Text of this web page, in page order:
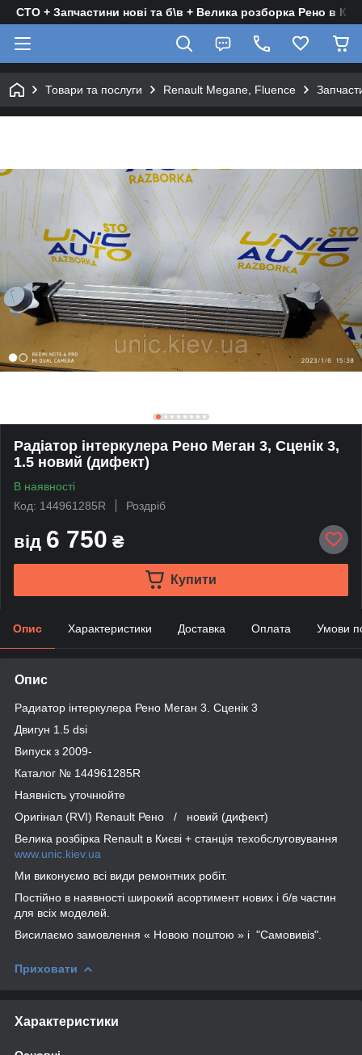
СТО + Запчастини нові та б\в + Велика розборка Рено в
Товари та послуги Renault Megane, Fluence
Радіатор інтеркулера Рено Меган 3, Сценік 3,
1.5 новий (дифект)
В наявності
Код: 144961285R
Роздріб
від 6 750 ₴
Купити
Опис Характеристики Доставка Оплата Умови
Опис
Радиатор інтеркулера Рено Меган 3. Сценік 3
Двигун 1.5 dsi
Випуск з 2009-
Каталог № 144961285R
Наявність уточнюйте
Оригінал (RVI) Renault Рено / новий (дифект)
Велика розбірка Renault в Києві + станція техобслуговування
www.unic.kiev.ua
Ми виконуємо всі види ремонтних робіт.
Постійно в наявності широкий асортимент нових і б/в частин
для всіх моделей.
Висилаємо замовлення « Новою поштою » і "Самовивіз".
Приховати
Характеристики